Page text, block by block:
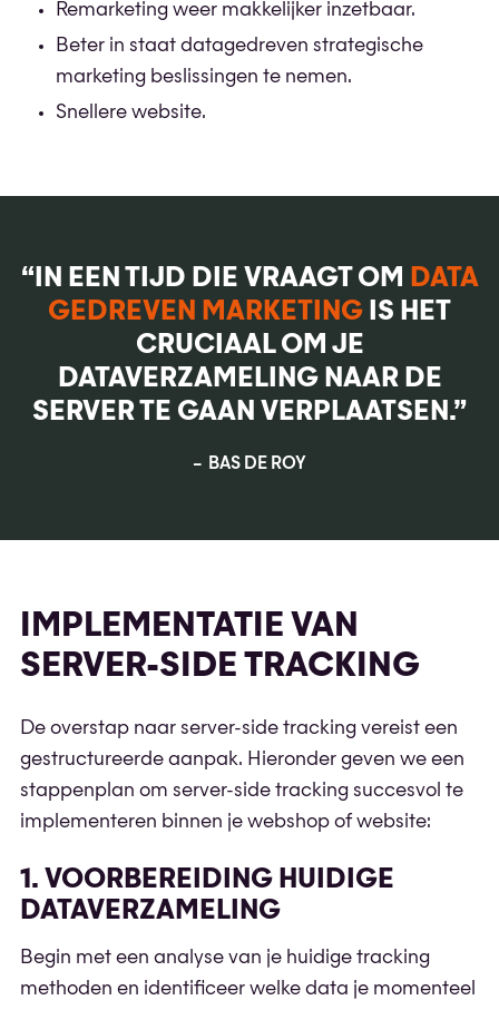
Remarketing weer makkelijker inzetbaar.
Beter in staat datagedreven strategische
marketing beslissingen te nemen.
Snellere website.
“IN EEN TIJD DIE VRAAGT OM DATA
GEDREVEN MARKETING IS HET
CRUCIAAL OM JE
DATAVERZAMELING NAAR DE
SERVER TE GAAN VERPLAATSEN.”
BAS DE ROY
IMPLEMENTATIE VAN
SERVER-SIDE TRACKING
De overstap naar server-side tracking vereist een
gestructureerde aanpak. Hieronder geven we een
stappenplan om server-side tracking succesvol te
implementeren binnen je webshop of website:
1. VOORBEREIDING HUIDIGE
DATAVERZAMELING
Begin met een analyse van je huidige tracking
methoden en identificeer welke data je momenteel